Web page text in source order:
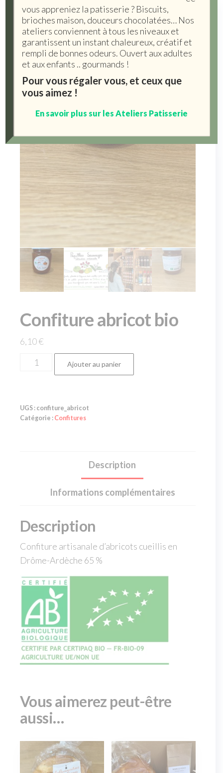
Confiture abricot bio
6,10€
Ajouter au panier
UGS : confiture_abricot
Catégorie : Confitures
Description
Informations complémentaires
Description
Confiture artisanale d’abricots cueillis en
Drôme-Ardèche 65 %
Vous aimerez peut-être
aussi…
vous appreniez la patisserie ? Biscuits,
brioches maison, douceurs chocolatées… Nos
ateliers conviennent à tous les niveaux et
garantissent un instant chaleureux, créatif et
rempli de bonnes odeurs. Ouvert aux adultes
et aux enfants .. gourmands !
Pour vous régaler vous, et ceux que
vous aimez !
En savoir plus sur les Ateliers Patisserie